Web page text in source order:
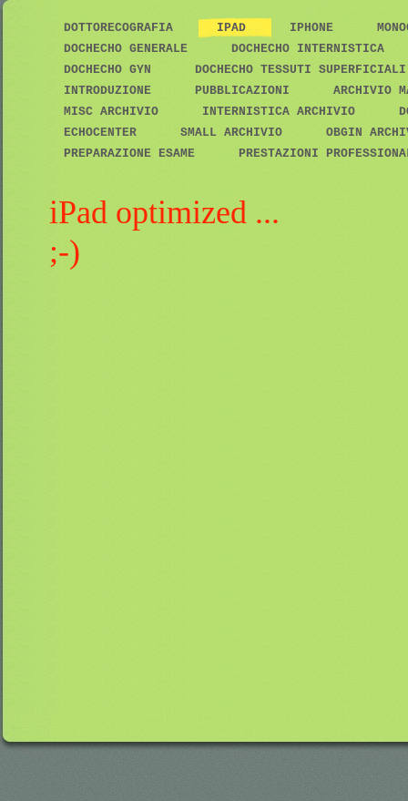
DOTTORECOGRAFIA IPAD IPHONE
DOCHECHO GENERALE
DOCHECHO INTERNISTICA
DOCHECHO GYN
DOCHECHO TESSUTI
INTRODUZIONE
PUBBLICAZIONI
ARCHIVIO
MISC ARCHIVIO
INTERNISTICA ARCHIVIO
ECHOCENTER
SMALL ARCHIVIO
OBGIN
PREPARAZIONE ESAME
PRESTAZIONI
iPad optimized ...
;-)